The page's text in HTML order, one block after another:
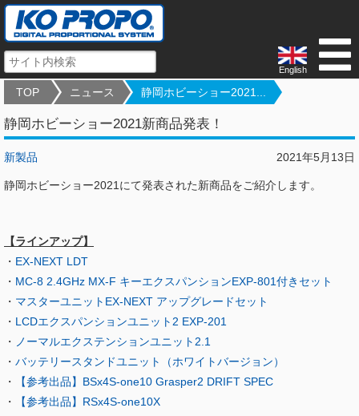
English
TOP ニュース 静岡ホビーショー2021...
静岡ホビーショー2021新商品発表！
2021年5月13日
新製品
静岡ホビーショー2021にて発表された新商品をご紹介します。
【ラインアップ】
・ EX-NEXT LDT
・ MC-8 2.4GHz MX-F キーエクスパンションEXP-801付きセット
・ マスターユニットEX-NEXT アップグレードセット
・ LCDエクスパンションユニット2 EXP-201
・ ノーマルエクステンションユニット2.1
・ バッテリースタンドユニット（ホワイトバージョン）
・
【参考出品】BSx4S-one10 Grasper2 DRIFT SPEC
・
【参考出品】RSx4S-one10X